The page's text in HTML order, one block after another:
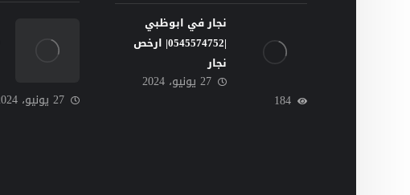
نجار في ابوظبي
|0545574752| ارخص
نجار
27 يونيو، 2024
184
27 يونيو، 2024